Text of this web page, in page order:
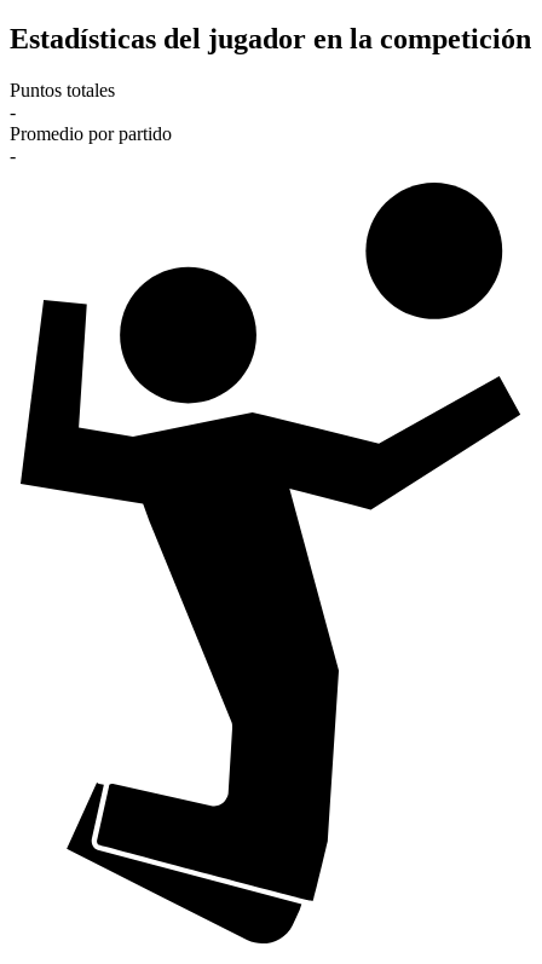
Estadísticas del jugador en la competición
Puntos totales
-
Promedio por partido
-